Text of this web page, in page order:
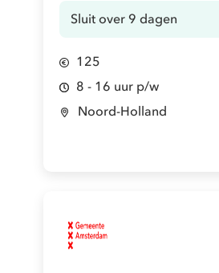
Sluit over 9 dagen
125
8 - 16 uur p/w
Noord-Holland